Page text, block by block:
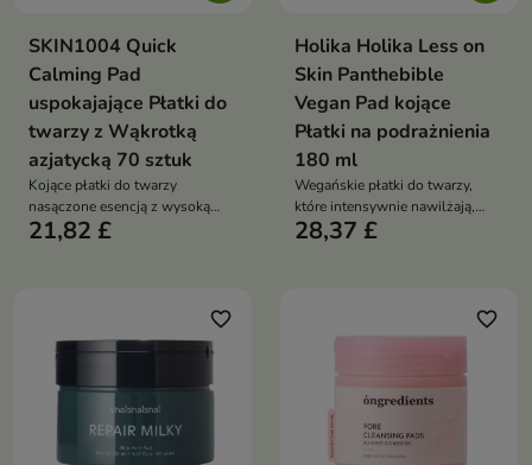
SKIN1004 Quick
Calming Pad
uspokajające Płatki do
twarzy z Wąkrotką
azjatycką 70 sztuk
Kojące płatki do twarzy
nasączone esencją z wysoką
zawartością Centella Asiatica,
21,82 £
Holika Holika Less on
Skin Panthebible
Vegan Pad kojące
Płatki na podrażnienia
180 ml
Wegańskie płatki do twarzy,
które intensywnie nawilżają,
koją podrażnienia i wspierają
28,37 £
favorite_border favorite_border